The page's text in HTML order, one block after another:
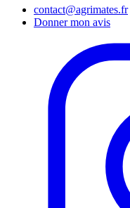
contact@agrimates.fr
Donner mon avis